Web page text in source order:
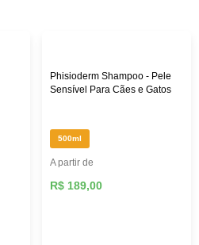
Phisioderm Shampoo - Pele
Sensível Para Cães e Gatos
500ml
A partir de
R$ 189,00